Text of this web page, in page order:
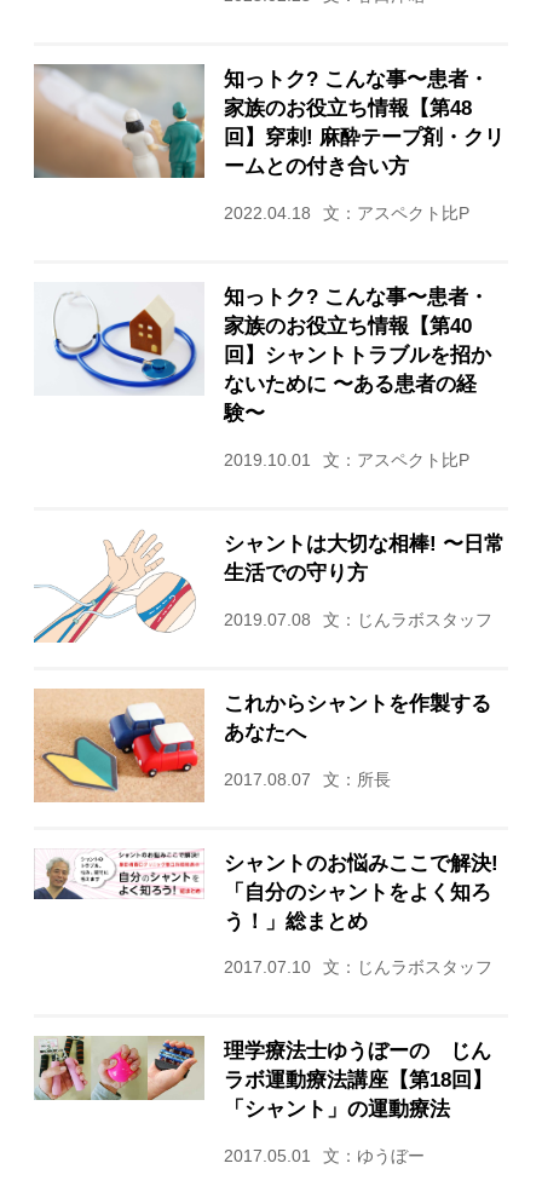
知っトク? こんな事〜患者・
家族のお役立ち情報【第48
回】穿刺! 麻酔テープ剤・クリ
ームとの付き合い方
2022.04.18 文：アスペクト比P
知っトク? こんな事〜患者・
家族のお役立ち情報【第40
回】シャントトラブルを招か
ないために 〜ある患者の経
験〜
2019.10.01 文：アスペクト比P
シャントは大切な相棒! 〜日常
生活での守り方
2019.07.08 文：じんラボスタッフ
これからシャントを作製する
あなたへ
2017.08.07 文：所長
シャントのお悩みここで解決!
「自分のシャントをよく知ろ
う！」総まとめ
2017.07.10 文：じんラボスタッフ
理学療法士ゆうぼーの じん
ラボ運動療法講座【第18回】
「シャント」の運動療法
2017.05.01 文：ゆうぼー